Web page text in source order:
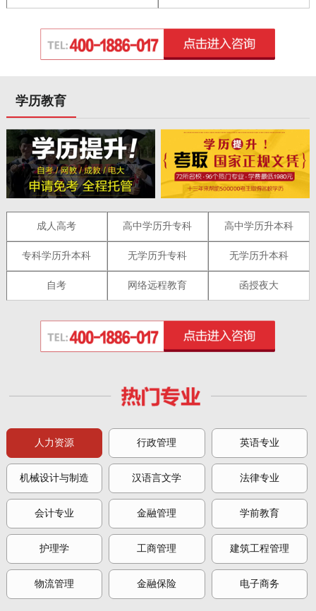
学历教育
成人高考 高中学历升专科 高中学历升本科
专科学历升本科 无学历升专科 无学历升本科
自考 网络远程教育 函授夜大
人力资源 行政管理 英语专业
机械设计与制造 汉语言文学 法律专业
会计专业 金融管理 学前教育
护理学 工商管理 建筑工程管理
物流管理 金融保险 电子商务